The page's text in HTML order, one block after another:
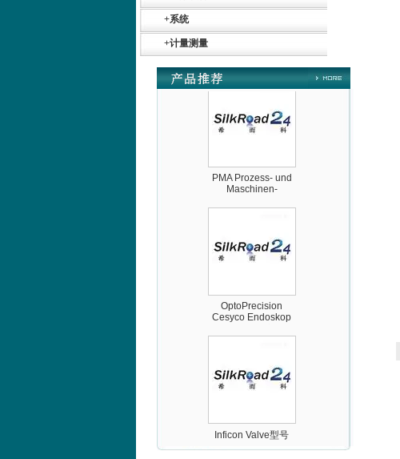
+系统
+计量测量
SIEMENS 6SB2073-
Maschinen-
Automation GmbH
Cesyco Endoskop
HTO 38 内窥镜
VSA016-X 250-255